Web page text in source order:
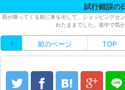
試行錯誤の
雨が降ってくる前に車を出して、ショッピングセ
れたままでした。途中で気
前のページ TOP